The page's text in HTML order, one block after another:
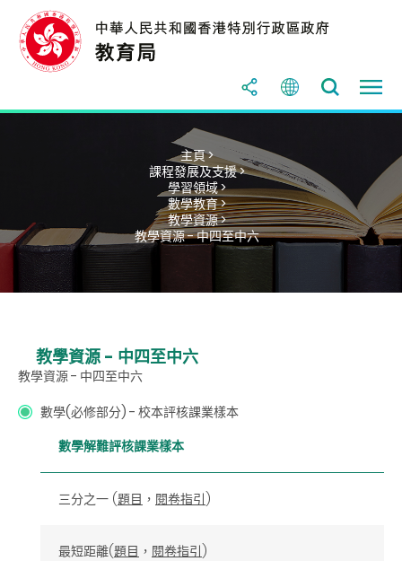
主頁 >
課程發展及支援 >
學習領域 >
數學教育 >
教學資源 >
教學資源 - 中四至中六
教學資源 - 中四至中六
教學資源 - 中四至中六
數學(必修部分) - 校本評核課業樣本
數學解難評核課業樣本
三分之一 (題目 ， 閱卷指引)
最短距離(題目 ， 閱卷指引)